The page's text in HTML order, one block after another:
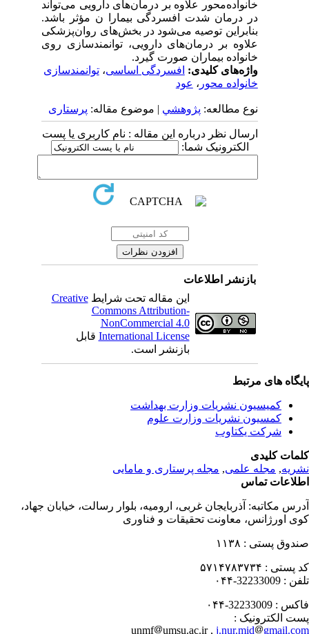
خانواده‌محور علاوه بر درمان‌های دارویی می‌تواند
در درمان شدت افسردگی بیمارا ن مؤثر باشد.
بنابراین توصیه می‌شود در بخش‌های روان‌پزشکی
علاوه بر درمان‌های دارویی، توانمندسازی روی
خانواده بیماران صورت گیرد.
واژه‌های کلیدی:افسردگی اساسی،توانمندسازی
خانواده محور، عود
نوع مطالعه:پژوهشي| موضوع مقاله:پرستاری
ارسال نظر درباره این مقاله : نام کاربری یا پست
الکترونیک شما:
بازنشر اطلاعات
این مقاله تحت شرایطCreative
Commons Attribution-
NonCommercial 4.0
International Licenseقابل
بازنشر است.
های مرتبط
کمیسیون نشریات وزارت بهداشت
کمسیون نشریات وزارت علوم
شرکت یکتاوب
کلیدی
,مجله علمی, مجله پرستاری و مامایی
تماس
مکاتبه:آذربایجان غربی، ارومیه، بلوار رسالت، خیابان جهاد،
اورژانس، معاونت تحقیقات و فناوری
پستی : ۱۱۳۸
پستی : ۵۷۱۴۷۸۳۷۳۴
: 32233009-۰۴۴
: 32233009-۰۴۴
الکترونیک :
unmf
umsu.ac.ir ,j.nur.mid